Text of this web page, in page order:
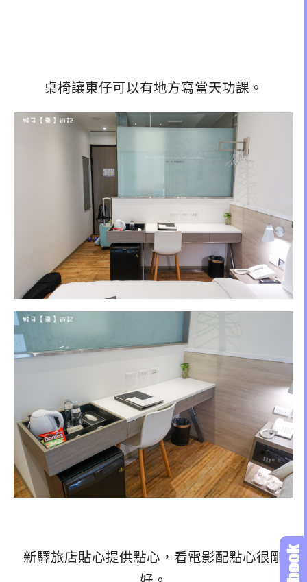
桌椅讓東仔可以有地方寫當天功課。
新驛旅店貼心提供點心，看電影配點心很剛